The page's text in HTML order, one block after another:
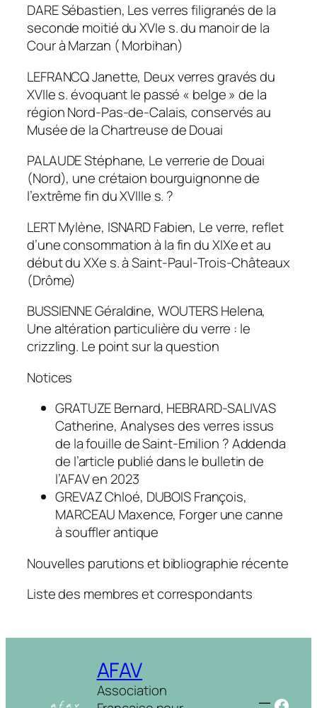
DARE Sébastien, Les verres filigranés de la
seconde moitié du XVIe s. du manoir de la
Cour à Marzan ( Morbihan)
LEFRANCQ Janette, Deux verres gravés du
XVIIe s. évoquant le passé « belge » de la
région Nord-Pas-de-Calais, conservés au
Musée de la Chartreuse de Douai
PALAUDE Stéphane, Le verrerie de Douai
(Nord), une crétaion bourguignonne de
l’extrême fin du XVIIIe s. ?
LERT Mylène, ISNARD Fabien, Le verre, reflet
d’une consommation à la fin du XIXe et au
début du XXe s. à Saint-Paul-Trois-Châteaux
(Drôme)
BUSSIENNE Géraldine, WOUTERS Helena,
Une altération particulière du verre : le
crizzling. Le point sur la question
Notices
GRATUZE Bernard, HEBRARD-SALIVAS
Catherine, Analyses des verres issus
de la fouille de Saint-Emilion ? Addenda
de l’article publié dans le bulletin de
l’AFAV en 2023
GREVAZ Chloé, DUBOIS François,
MARCEAU Maxence, Forger une canne
à souffler antique
Nouvelles parutions et bibliographie récente
Liste des membres et correspondants
AFAV
Association